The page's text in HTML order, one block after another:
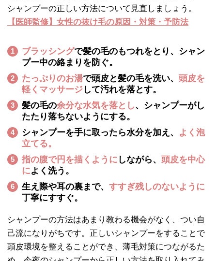
シャンプーの正しい方法について見直しましょう。
【医師監修】女性の抜け毛の原因・対策・予防法
1 ブラッシングで髪の毛のもつれをとり、シャン
プー中の絡まりを防ぐ。
2 たっぷりのお湯で頭皮と髪の毛を洗い、 頭皮を
軽くマッサージ して汚れを落とす。
3 髪の毛の余分な水気を落とし、シャンプーがし
たたり落ちないようにする。
4 シャンプーを手に取ったら水分を加え、 よく泡
立てる。
5 指の腹で円を描くように しながら、 頭皮を中心
によく洗う。
6 生え際や耳の裏まで、 すすぎ残しのないように
丁寧にすすぐ。
シャンプーの方法はあまり教わる機会がなく、つい自
己流になりがちです。正しいシャンプーをすることで
頭皮環境を整えることができ、薄毛対策につながるた